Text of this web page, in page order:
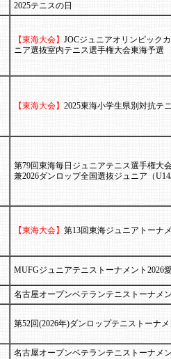
2025テニスの日
【東海大会】 JOCジュニアオリンピック
ニア選抜室内テニス選手権大会東海予選
【東海大会】 2025東海小学生県別対抗テ
第79回東海毎日ジュニアテニス選手権大
兼2026ダンロップ全国選抜ジュニア（
【東海大会】 第13回東海ジュニアトーナ
MUFGジュニアテニストーナメント2026
名古屋オープンベテランテニストーナメ
第52回(2026年)ダンロップテニストーナ
名古屋オープンベテランテニストーナメ